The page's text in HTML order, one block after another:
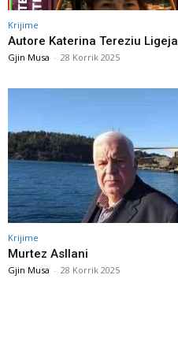
Krijime
Autore Katerina Tereziu Ligeja
Gjin Musa - 28 Korrik 2025
Krijime
Murtez Asllani
Gjin Musa - 28 Korrik 2025